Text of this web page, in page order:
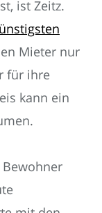
ist Zeitz.
Mieter nur
für ihre
kann ein